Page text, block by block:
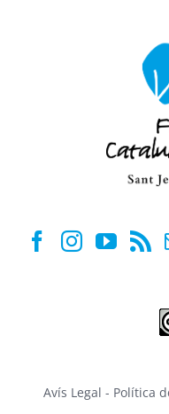
Avís Legal - Política